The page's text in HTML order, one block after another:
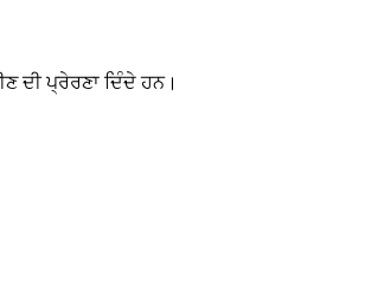
ਦੀ ਪ੍ਰੇਰਣਾ ਦਿੰਦੇ ਹਨ।